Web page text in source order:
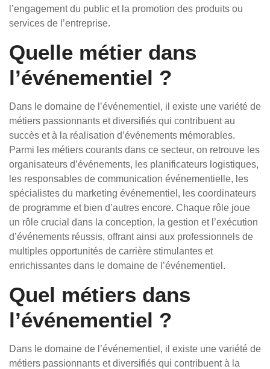
l’engagement du public et la promotion des produits ou
services de l’entreprise.
Quelle métier dans
l’événementiel ?
Dans le domaine de l’événementiel, il existe une variété de
métiers passionnants et diversifiés qui contribuent au
succès et à la réalisation d’événements mémorables.
Parmi les métiers courants dans ce secteur, on retrouve les
organisateurs d’événements, les planificateurs logistiques,
les responsables de communication événementielle, les
spécialistes du marketing événementiel, les coordinateurs
de programme et bien d’autres encore. Chaque rôle joue
un rôle crucial dans la conception, la gestion et l’exécution
d’événements réussis, offrant ainsi aux professionnels de
multiples opportunités de carrière stimulantes et
enrichissantes dans le domaine de l’événementiel.
Quel métiers dans
l’événementiel ?
Dans le domaine de l’événementiel, il existe une variété de
métiers passionnants et diversifiés qui contribuent à la